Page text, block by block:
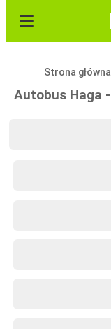
Strona główna
Autobus Haga